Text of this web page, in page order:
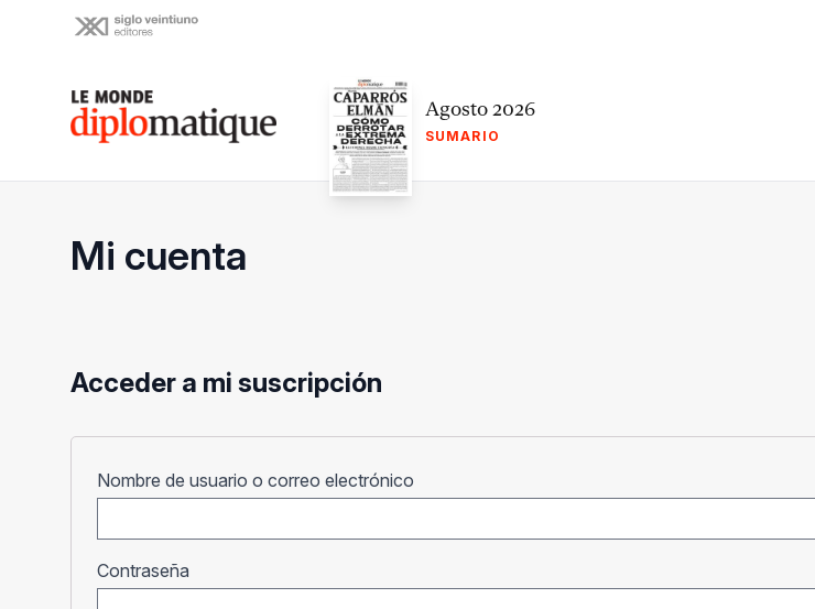
Le monde diplomatique Agosto 2026
SUMARIO
Mi cuenta
Acceder a mi suscripción
Nombre de usuario o correo electrónico
Contraseña